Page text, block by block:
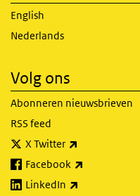
English
Nederlands
Volg ons
Abonneren nieuwsbrieven
RSS feed
X Twitter
Facebook
LinkedIn